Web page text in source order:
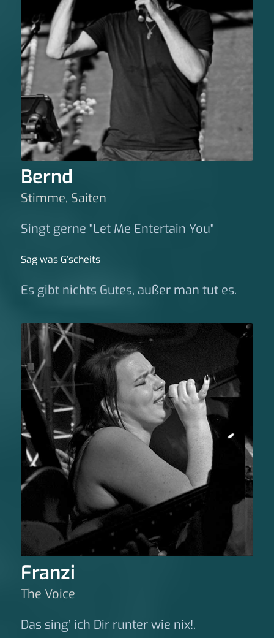
Bernd
Stimme, Saiten
Singt gerne "Let Me Entertain You"
Sag was G‘scheits
Es gibt nichts Gutes, außer man tut es.
Franzi
The Voice
Das sing’ ich Dir runter wie nix!.